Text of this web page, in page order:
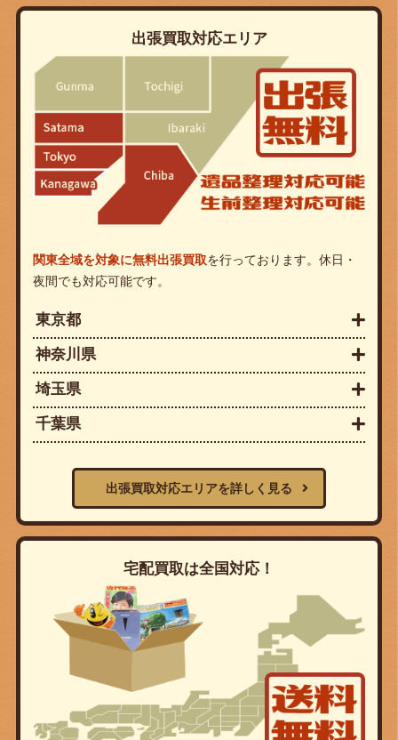
出張買取対応エリア
関東全域を対象に無料出張買取を行っております。休日・
夜間でも対応可能です。
東京都
神奈川県
埼玉県
千葉県
出張買取対応エリアを詳しく見る
宅配買取は全国対応！